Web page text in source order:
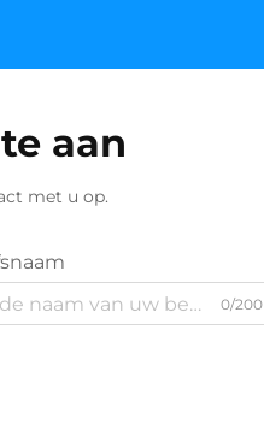
aan
met u op.
0/200